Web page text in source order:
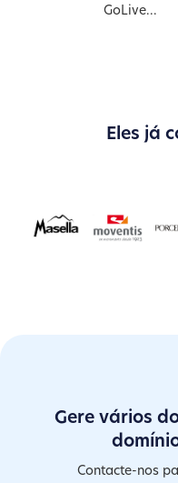
GoLive...
Eles já
Gere vários
Contacte-nos